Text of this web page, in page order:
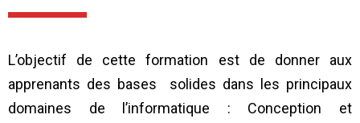
L’objectif de cette formation est de donner aux
apprenants des bases solides dans les principaux
domaines de l’informatique : Conception et